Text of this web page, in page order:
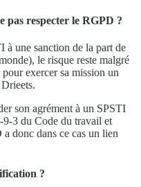
pas respecter le RGPD ?
à une sanction de la part de
le risque reste malgré
exercer sa mission un
son agrément à un SPSTI
9-3 du Code du travail et
donc dans ce cas un lien
?